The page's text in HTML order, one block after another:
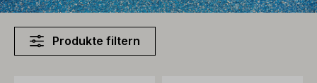
Produkte filtern